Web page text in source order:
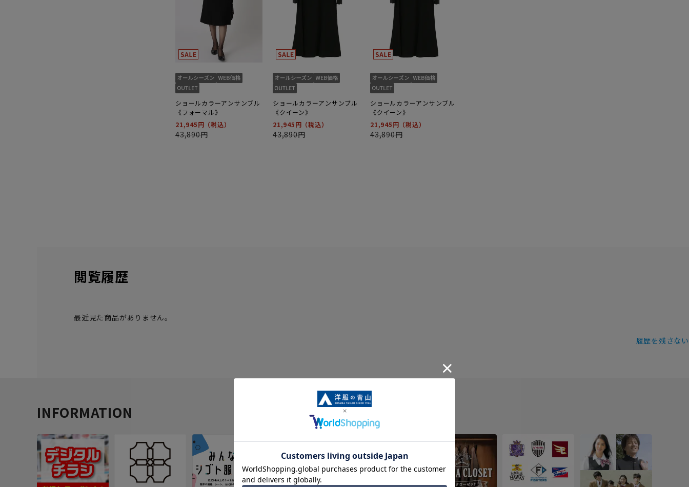
ショールカラーアンサンブル
《フォーマル》
21,945円
43,890円
ショールカラーアンサンブル
《クイーン》
21,945円
43,890円
ショールカラーアンサンブル
《クイーン》
21,945円
43,890円
閲覧履歴
最近見た商品がありません。
履歴を残さない
INFORMATION